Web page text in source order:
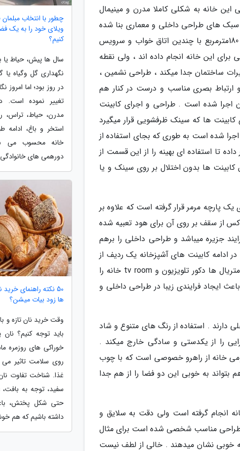
این خانه به شکلی کاملا مدرن و مینیمال
های طراحی داخلی و معماری بنا شده
اند . همان طور که پیش تر به آن اشاره داشتیم این خانه دارای متراژی بالغ بر 180مترمربع با چندین اتاق خواب و سرویس
این خانه انجام داده اند ، ولی نقطه
ساختمان جدا میکند ، طراحی نشمین ،
ارتباط بصری مناسب و درست در کنار هم
اجرا شده است . طراحی و اجرای کابینت
ها که سینک ظرفشویی قرار میگیرد
شده است به طوری که بجای استفاده از
تا استفاده ای بهینه را از این قسمت از
ها بدون اختلال بر روی سینک و یا
مرمر قرار گرفته است که علاوه بر
از سقف بر روی آن برای هود تعبیه شده
جزیره میباشد و طراحی داخلی را برهم
ادامه کابینت های آشپزخانه یک ردیف از
وسایل برقی مورد احتیاج قرار میگیرد و بعد از آن همان فرایند طراحی با همان متریال ها دکور تلویزیون و tv room خانه را
ایجاد فرایندی زیبا در طراحی داخلی و
دارند . استفاده از رنگ های متنوع و شاد
را از یکدستی و سادگی خارج میکند .
خانه از راهرو خصوصی است که با چوب
به خوبی این دو فضا را از هم جدا
انجام گرفته است ولی دقت به سلایق و
طراحی مناسب شخصی شده است برای مثال
خوبی نشان میدهند . خالی از لطف نیست
چطور با انتخاب
ویلای خود را به یک
کنیم؟
سال ها پیش، حیاط یا
نگهداری گل وگیاه
در روز بود؛ اما امروز
تغییر نموده است.
مدرن، حیاط، تراس،
استخر و باغ، ادامه
خانه محسوب می
دورهمی های
50 نکته راهنمای
ها زود بیات میشن؟
وقت خرید نان تازه و
باید توجه کنیم؟
خوراکی های روزمره
روی سلامت تاثیر
غذا. شناخت تفاوت
سفید، توجه به
حتی شکل پختش،
داشته باشیم که هم